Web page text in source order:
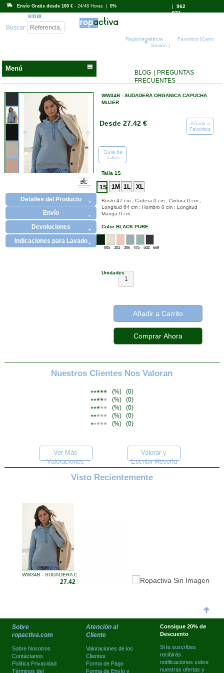
Envío Gratis desde 100 € - 24/48 Horas |0% |962
931
Buscar
Registrarse |Inicia
Sesión |
Favoritos |Carro
Menú
BLOG
| PREGUNTAS
FRECUENTES
Detalles del Producto
Envío
Devoluciones
Indicaciones para Lavado
WW34B - SUDADERA ORGANICA CAPUCHA
MUJER
Desde 27.42 €
Añadir a
Favoritos
Guía de
Tallas
Talla 1S
Busto 47 cm ; Cadera 0 cm ; Cintura 0 cm ;
Longitud 64 cm ; Hombro 0 cm ; Longitud
Manga 0 cm
Color BLACK PURE
005 101 306 475 502 669
Unidades
1
Añadir a Carrito
Nuestros Clientes Nos Valoran
(%)
(0)
(%)
(0)
(%)
(0)
(%)
(0)
(%)
(0)
Ver Más
Valoraciones
Valorar y
Escribir Reseña
Visto Recientemente
WW34B - SUDADERA ORGANICA ...
27.42 €
Sobre
ropactiva.com
Sobre Nosotros
Contáctanos
Política Privacidad
Términos del
Atención al
Cliente
Valoraciones de los
Clientes
Forma de Pago
Forma de Envío y
Consigue 20% de
Descuento
Si te suscribes
recibirás
notificaciones sobre
nuestras ofertas y